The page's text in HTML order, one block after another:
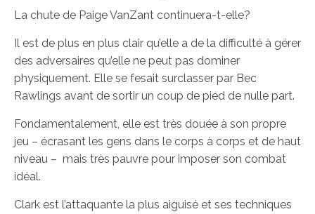
La chute de Paige VanZant continuera-t-elle?
Il est de plus en plus clair qu’elle a de la difficulté à gérer
des adversaires qu’elle ne peut pas dominer
physiquement. Elle se fesait surclasser par Bec
Rawlings avant de sortir un coup de pied de nulle part.
Fondamentalement, elle est très douée à son propre
jeu – écrasant les gens dans le corps à corps et de haut
niveau – mais très pauvre pour imposer son combat
idéal.
Clark est l’attaquante la plus aiguisé et ses techniques